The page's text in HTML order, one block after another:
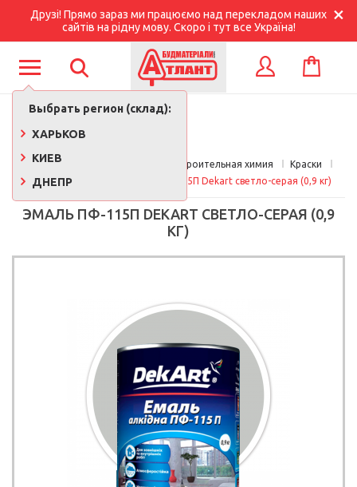
Друзі! Прямо зараз ми працюємо над перекладом наших
сайтів на рідну мову. Скоро і тут все Україна!
Выбрать регион (склад):
ХАРЬКОВ
КИЕВ
ДНЕПР
КОРЗИНА
Главная Краски, лаки, клеи, строительная химия
Краски
Эмали алкидные
Эмаль ПФ-115П Dekart светло-серая (0,9 кг)
ЭМАЛЬ ПФ-115П DEKART СВЕТЛО-СЕРАЯ (0,9
КГ)